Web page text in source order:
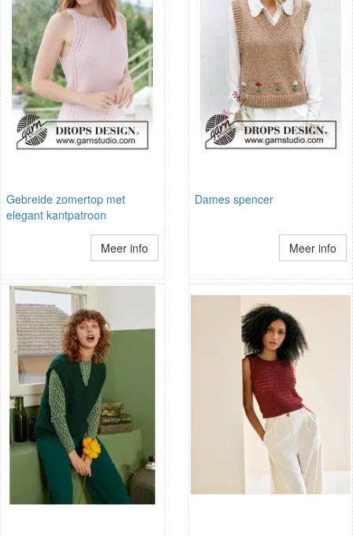
Gebreide zomertop met
elegant kantpatroon
Meer info
Dames spencer
Meer info